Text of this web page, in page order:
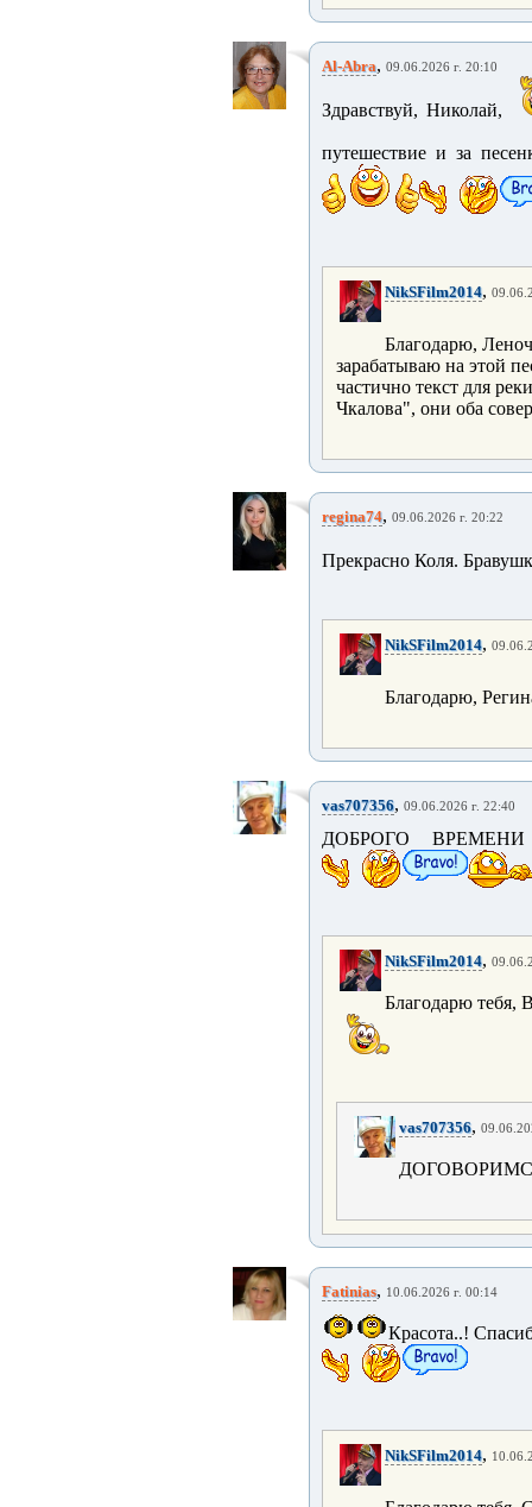
Al-Abra, 09.06.2026 г. 20:10
Здравствуй, Николай,
путешествие и за
NikSFilm2014,
Благодарю,
зарабатываю на этой
частично текст для
Чкалова", они оба
regina74, 09.06.2026 г. 20:22
Прекрасно Коля.
NikSFilm2014,
Благодарю,
vas707356, 09.06.2026 г. 22:40
ДОБРОГО
NikSFilm2014,
Благодарю тебя,
vas707356,
Fatinias, 10.06.2026 г. 00:14
Красота..!
NikSFilm2014,